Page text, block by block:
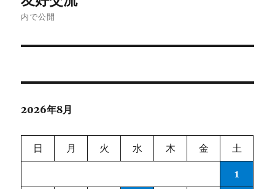
稿
ゲ
ー
シ
ョ
内で公開
2026年8月
日 月 火 水 木 金 土
1